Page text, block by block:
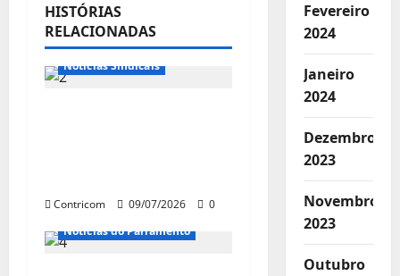
HISTÓRIAS
RELACIONADAS
Notícias do Parlamento
Notícias Sindicais
Contricom 09/07/2026
0
Notícias do Parlamento
Fevereiro
2024
Janeiro
2024
Dezembro
2023
Novembro
2023
Outubro